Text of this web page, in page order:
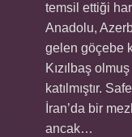
temsil ettiği
Anadolu,
gelen göçebe
Kızılbaş
katılmıştır.
İran’da bir
ancak…